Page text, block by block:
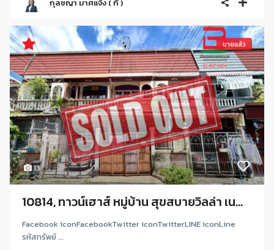
กุลชญา มาศแจ้ง ( กี้ )
13
ขายแล้ว
10814, ทาวน์เฮาส์ หมู่บ้าน สุขสบายวิลล่า เน...
Facebook iconFacebookTwitter iconTwitterLINE iconLine
รหัสทรัพย์ ...